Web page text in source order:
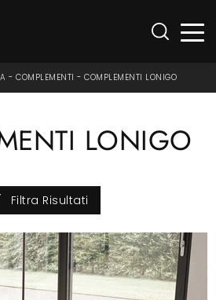
- COMPLEMENTI - COMPLEMENTI LONIGO
LONIGO
Filtra Risultati